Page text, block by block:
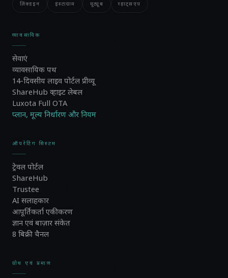
लिंक्डइन इंस्टाग्राम यूट्यूब व्हाट्सएप
व्यावसायिक
सेवाएं
व्यावसायिक पथ
14-दिवसीय लाइव पोर्टल प्रीव्यू
ShareHub व्हाइट लेबल
Luxota Full OTA
प्लान, मूल्य निर्धारण और नियम
ऑपरेटिंग सिस्टम
ट्रेवल पोर्टल
ShareHub
Trustee
AI सलाहकार
आपूर्तिकर्ता एकीकरण
ज्ञान एवं बाज़ार संकेत
8 बिक्री चैनल
ग्रोथ एवं प्रमाण